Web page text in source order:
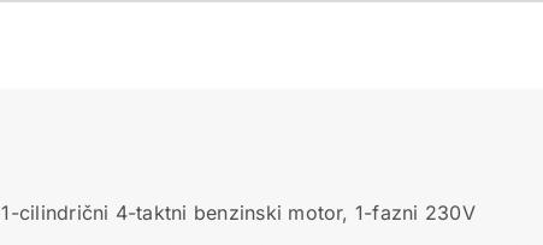
1-cilindrični 4-taktni benzinski motor, 1-fazni 230V